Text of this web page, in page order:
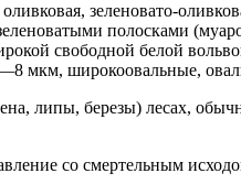
зеленовато-
полосками
свободной белой
мкм, широкоовальные,
липы, березы) лесах,
со смертельным